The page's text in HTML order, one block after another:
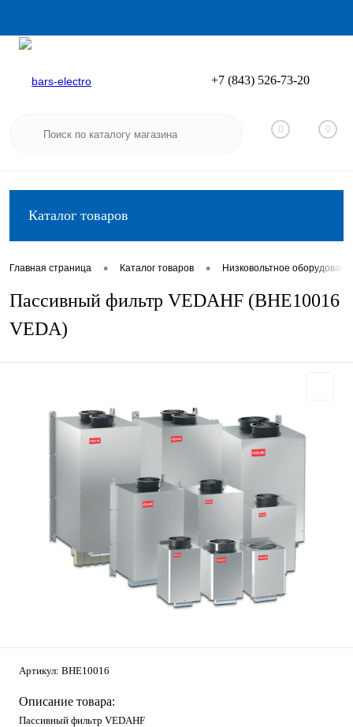
Вход
+7 (843) 526-73-20
0 0
Каталог товаров
Главная страница • Каталог товаров • Низковольтное
Пассивный фильтр VEDAHF (BHE10016
VEDA)
Артикул: BHE10016
Описание товара:
Пассивный фильтр VEDAHF